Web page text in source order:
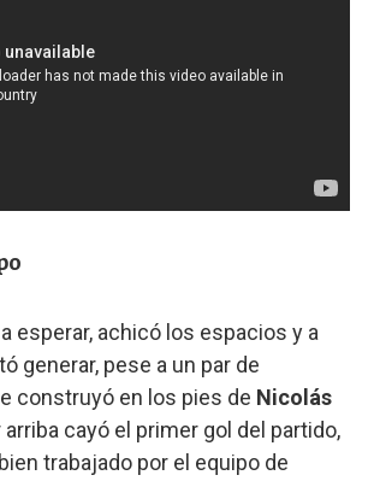
esperar, achicó los espacios y a
generar, pese a un par de
construyó en los pies de Nicolás
arriba cayó el primer gol del partido,
trabajado por el equipo de